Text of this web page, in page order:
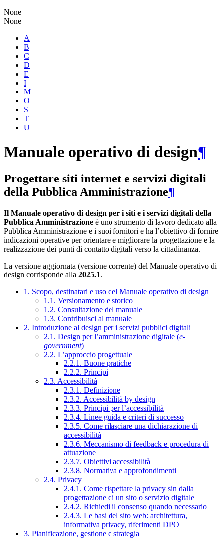
None
None
A
B
C
D
E
I
M
O
S
T
U
Manuale operativo di design¶
Progettare siti internet e servizi digitali
della Pubblica Amministrazione¶
Il Manuale operativo di design per i siti e i servizi digitali della
Pubblica Amministrazione è uno strumento di lavoro dedicato alla
Pubblica Amministrazione e i suoi fornitori e ha l’obiettivo di fornire
indicazioni operative per orientare e migliorare la progettazione e la
realizzazione dei punti di contatto digitali verso la cittadinanza.
La versione aggiornata (versione corrente) del Manuale operativo di
design corrisponde alla 2025.1.
1. Scopo, destinatari e uso del Manuale operativo di design
1.1. Versionamento e storico
1.2. Consultazione del manuale
1.3. Contribuisci al manuale
2. Introduzione al design per i servizi pubblici digitali
2.1. Design per l’amministrazione digitale (e-
government)
2.2. L’approccio progettuale
2.2.1. Buone pratiche
2.2.2. Principi
2.3. Accessibilità
2.3.1. Definizione
2.3.2. Accessibilità by design
2.3.3. Principi per l’accessibilità
2.3.4. Linee guida e criteri di successo
2.3.5. Come rilasciare una dichiarazione di
accessibilità
2.3.6. Meccanismo di feedback e procedura di
attuazione
2.3.7. Obiettivi accessibilità
2.3.8. Normativa e approfondimenti
2.4. Privacy
2.4.1. Come rispettare la privacy sin dalla
progettazione di un sito o servizio digitale
2.4.2. Richiedi il consenso quando necessario
2.4.3. Le basi del sito web: architettura,
informativa privacy, riferimenti DPO
3. Pianificazione, gestione e strategia